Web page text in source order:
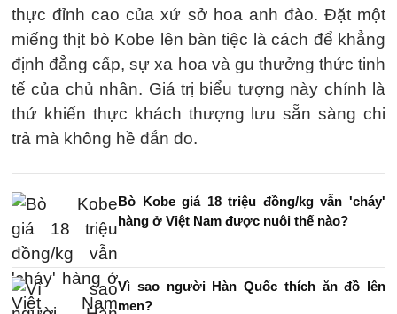
thực đỉnh cao của xứ sở hoa anh đào. Đặt một
miếng thịt bò Kobe lên bàn tiệc là cách để khẳng
định đẳng cấp, sự xa hoa và gu thưởng thức tinh
tế của chủ nhân. Giá trị biểu tượng này chính là
thứ khiến thực khách thượng lưu sẵn sàng chi
trả mà không hề đắn đo.
Bò Kobe giá 18 triệu đồng/kg vẫn 'cháy'
hàng ở Việt Nam được nuôi thế nào?
Vì sao người Hàn Quốc thích ăn đồ lên
men?